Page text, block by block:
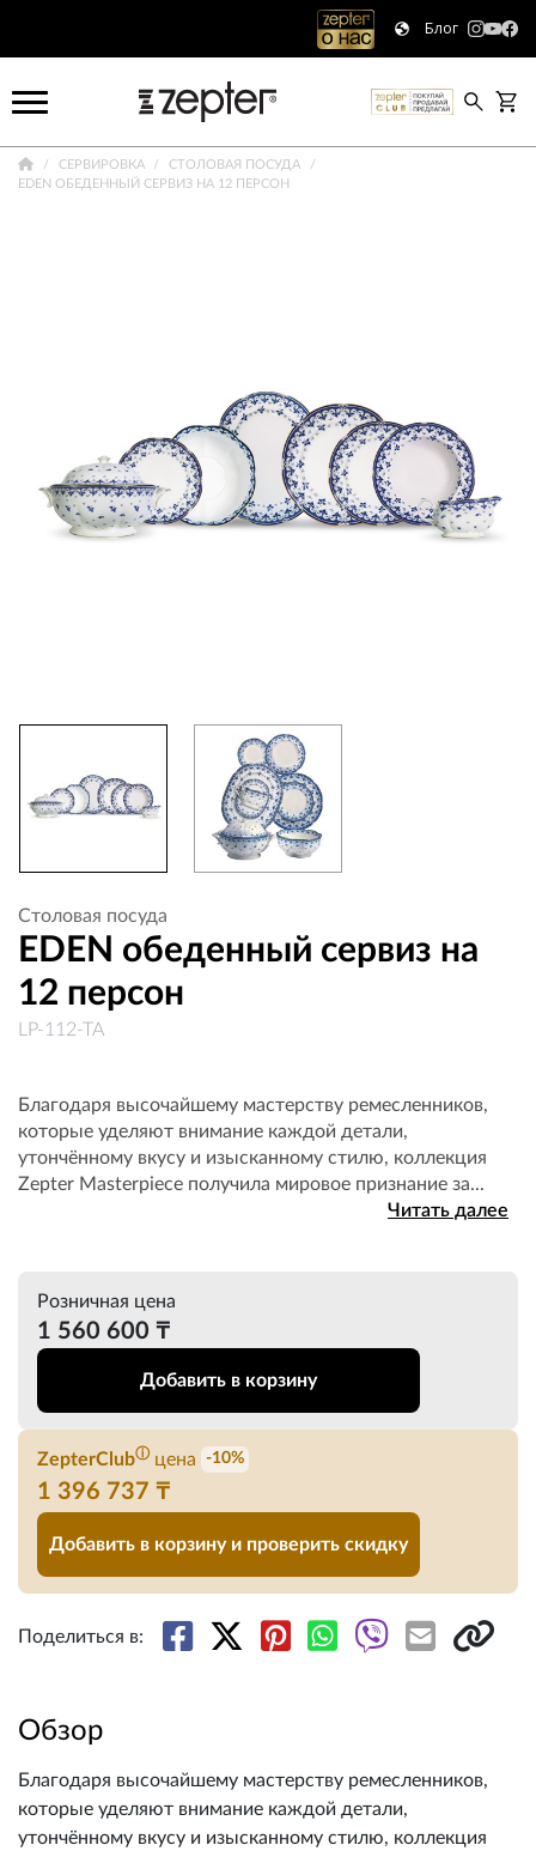
Блог
СЕРВИРОВКА
СТОЛОВАЯ ПОСУДА
EDEN ОБЕДЕННЫЙ СЕРВИЗ НА 12 ПЕРСОН
Столовая посуда
EDEN обеденный сервиз на
12 персон
LP-112-TA
Благодаря высочайшему мастерству ремесленников,
которые уделяют внимание каждой детали,
утончённому вкусу и изысканному стилю, коллекция
Zepter Masterpiece получила мировое признание за...
Читать далее
Розничная цена
1 560 600 ₸
Добавить в корзину
ZepterClubⓘ цена -10%
1 396 737 ₸
Добавить в корзину и проверить скидку
Поделиться в:
Обзор
Благодаря высочайшему мастерству ремесленников,
которые уделяют внимание каждой детали,
утончённому вкусу и изысканному стилю, коллекция